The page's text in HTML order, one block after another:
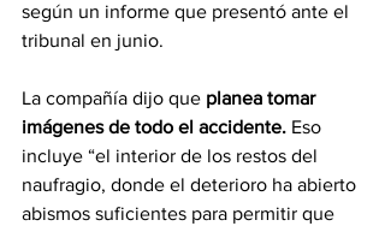
según un informe que presentó ante el
tribunal en junio.
La compañía dijo que planea tomar
imágenes de todo el accidente. Eso
incluye “el interior de los restos del
naufragio, donde el deterioro ha abierto
abismos suficientes para permitir que